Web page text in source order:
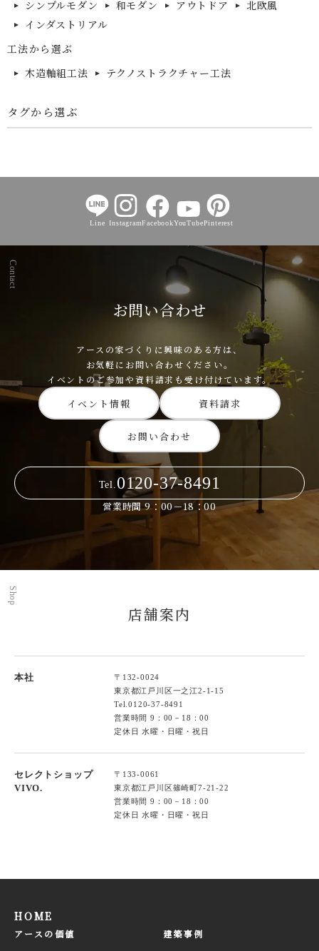
シンプルモダン 和モダン アウトドア
北欧風
インダストリアル
工法から選ぶ
木造軸組工法
テクノストラクチャー工法
タグから選ぶ
Line InstagramFacebookYouTubePinterest
Contact
お問い合わせ
アースの家づくりに興味のある方は、
お気軽にお問い合わせください。
イベントのご参加や資料請求も受け付けています。
イベント情報 資料請求
お問い合わせ
Tel. 0120-37-8491
営業時間 9：00－18：00
Shop
店舗案内
本社
〒132-0024
東京都江戸川区一之江2-1-15
Tel.0120-37-8491
営業時間 9：00－18：00
定休日 水曜・日曜・祝日
セレクトショップ
VIVO.
〒133-0061
東京都江戸川区篠崎町7-21-22
営業時間 9：00－18：00
定休日 水曜・日曜・祝日
HOME
アースの価値
建築事例